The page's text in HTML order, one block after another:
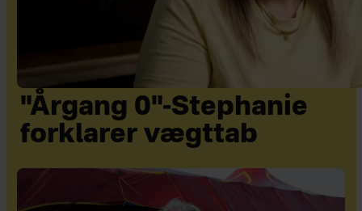
"Årgang 0"-Stephanie
forklarer vægttab